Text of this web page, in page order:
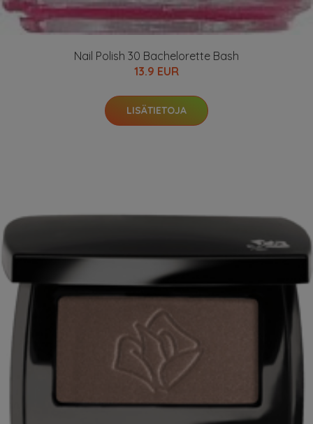
Nail Polish 30 Bachelorette Bash
13.9 EUR
LISÄTIETOJA